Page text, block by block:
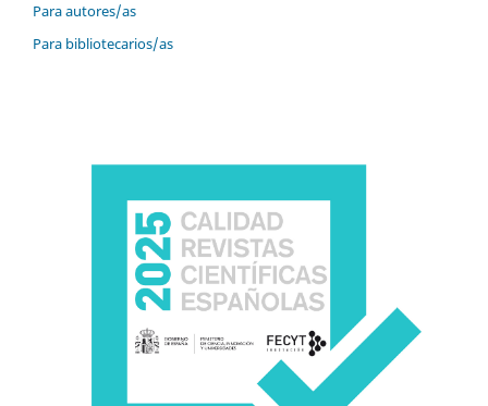
Para autores/as
Para bibliotecarios/as